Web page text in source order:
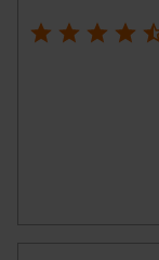
1 2 3 4 5